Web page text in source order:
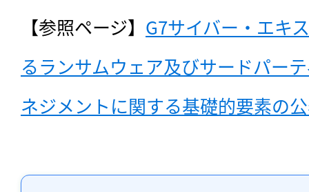
【参照ページ】 G7サイバー・エキ
るランサムウェア及びサードパー
ネジメントに関する基礎的要素の